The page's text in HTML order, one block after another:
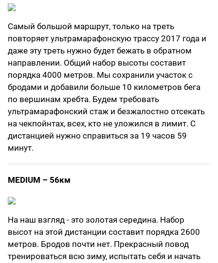
Самый большой маршрут, только на треть
повторяет ультрамарафонскую трассу 2017 года и
даже эту треть нужно будет бежать в обратном
направлении. Общий набор высоты составит
порядка 4000 метров. Мы сохранили участок с
бродами и добавили больше 10 километров бега
по вершинам хребта. Будем требовать
ультрамарафонский стаж и безжалостно отсекать
на чекпойнтах, всех, кто не уложился в лимит. С
дистанцией нужно справиться за 19 часов 59
минут.
MEDIUM – 56км
На наш взгляд - это золотая середина. Набор
высот на этой дистанции составит порядка 2600
метров. Бродов почти нет. Прекрасный повод
тренироваться всю зиму, испытать себя и начать